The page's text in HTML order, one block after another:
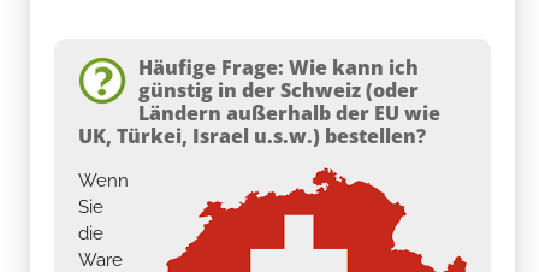
Häufige Frage: Wie kann ich
günstig in der Schweiz (oder
Ländern außerhalb der EU wie
UK, Türkei, Israel u.s.w.) bestellen?
Wenn
Sie
die
Ware